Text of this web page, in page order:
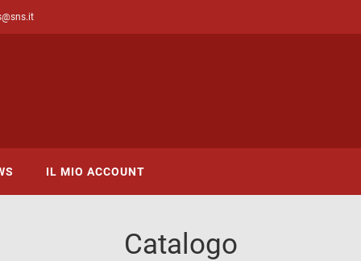
IL MIO ACCOUNT
Catalogo